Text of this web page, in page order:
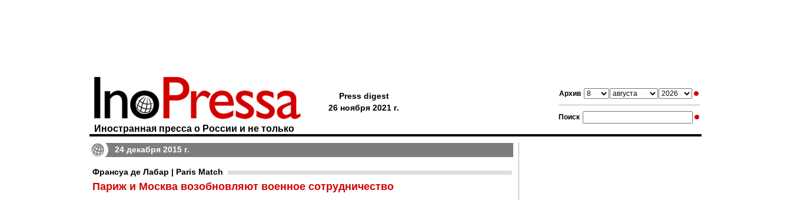
Архив
Поиск
Иностранная пресса о России и не только
Press digest
26 ноября 2021 г.
24 декабря 2015 г.
Франсуа де Лабар | Paris Match
Париж и Москва возобновляют военное сотрудничество